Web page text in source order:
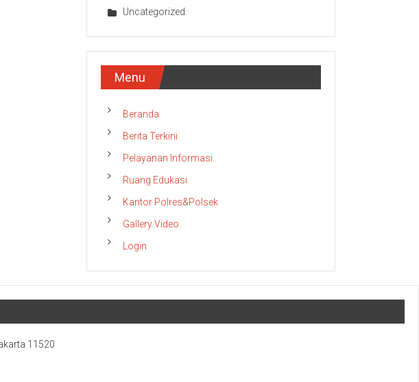
Uncategorized
Menu
Beranda
Berita Terkini
Pelayanan Informasi
Ruang Edukasi
Kantor Polres&Polsek
Gallery Video
Login
11520